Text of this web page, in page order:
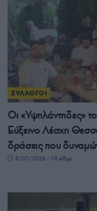
ΣΥΛΛΟΓΟΙ
Οι «Υψηλάντηδες»
Εύξεινο Λέσχη
δράσεις που
8/07/2026 - 10:48μμ